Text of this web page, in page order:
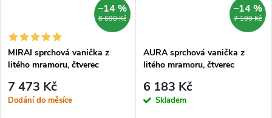
8 690 Kč
–14 %
MIRAI sprchová vanička z
litého mramoru, čtverec
7 473 Kč
Dodání do měsíce
7 190 Kč
–14 %
AURA sprchová vanička z
litého mramoru, čtverec
6 183 Kč
Skladem